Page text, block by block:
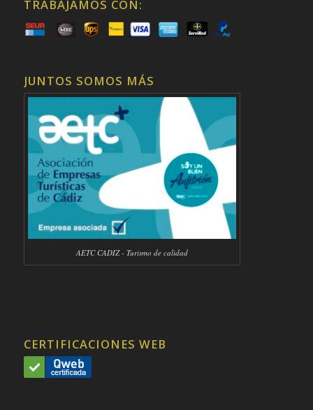
TRABAJAMOS CON:
JUNTOS SOMOS MÁS
AETC CADIZ - Turismo de calidad
CERTIFICACIONES WEB